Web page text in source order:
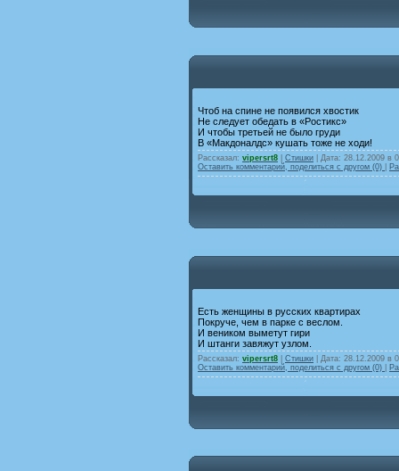
Чтоб на спине не появился хвостик
Не следует обедать в «Ростикс»
И чтобы третьей не было груди
В «Макдоналдс» кушать тоже не ходи!
Рассказал: vipersrt8 Стишки | Дата: 28.12.2009 в
Оставить комментарий, поделиться с другом (0)
Есть женщины в русских квартирах
Покруче, чем в парке с веслом.
И веником выметут гири
И штанги завяжут узлом.
Рассказал: vipersrt8 Стишки | Дата: 28.12.2009 в
Оставить комментарий, поделиться с другом (0)